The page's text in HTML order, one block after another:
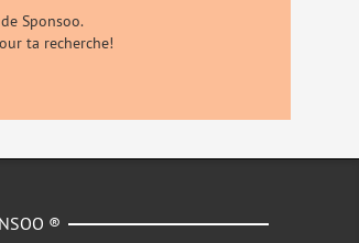
Sponsoo.
ta recherche!
®